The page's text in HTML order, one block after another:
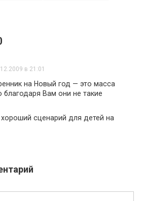
в 21:01
на Новый год — это масса
благодаря Вам они не такие
сценарий для детей на